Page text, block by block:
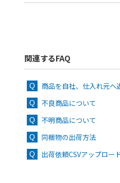
関連するFAQ
商品を自社、仕入れ元へ
不良商品について
不明商品について
同梱物の出荷方法
出荷依頼CSVアップロー